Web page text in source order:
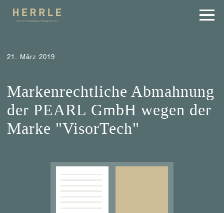
21. März 2019
Markenrechtliche Abmahnung
der PEARL GmbH wegen der
Marke "VisorTech"